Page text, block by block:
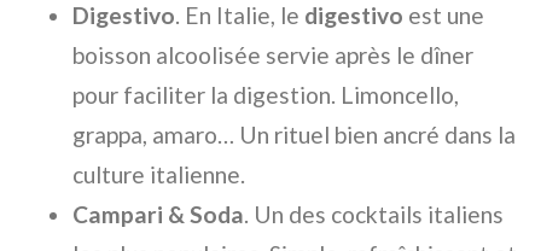
Digestivo. En Italie, le digestivo est une
boisson alcoolisée servie après le dîner
pour faciliter la digestion. Limoncello,
grappa, amaro… Un rituel bien ancré dans la
culture italienne.
Campari & Soda. Un des cocktails italiens